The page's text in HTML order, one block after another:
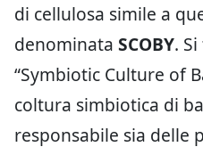
di cellulosa simile a
denominata SCOBY.
“Symbiotic Culture of
coltura simbiotica di
responsabile sia delle